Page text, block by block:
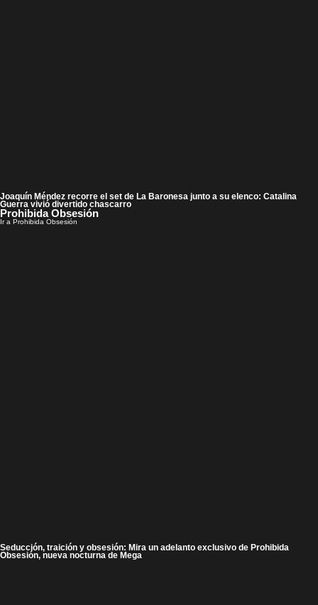
Joaquín Méndez recorre el set de La Baronesa junto a su elenco: Catalina
Guerra vivió divertido chascarro
Prohibida Obsesión
Ir a Prohibida Obsesión
Seducción, traición y obsesión: Mira un adelanto exclusivo de Prohibida
Obsesión, nueva nocturna de Mega